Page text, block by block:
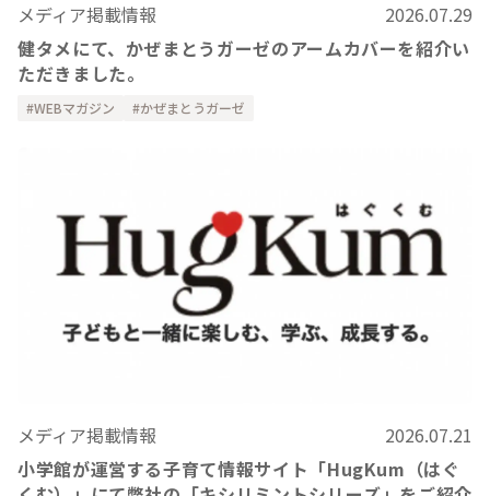
メディア掲載情報
2026.07.29
健タメにて、かぜまとうガーゼのアームカバーを紹介い
ただきました。
WEBマガジン かぜまとうガーゼ
メディア掲載情報
2026.07.21
小学館が運営する子育て情報サイト「HugKum（はぐ